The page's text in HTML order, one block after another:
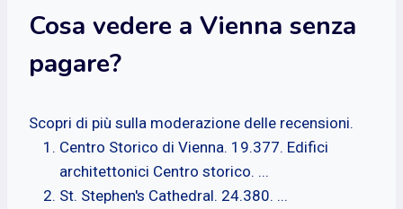
Cosa vedere a Vienna senza
pagare?
Scopri di più sulla moderazione delle recensioni.
Centro Storico di Vienna. 19.377. Edifici
architettonici Centro storico. ...
St. Stephen's Cathedral. 24.380. ...